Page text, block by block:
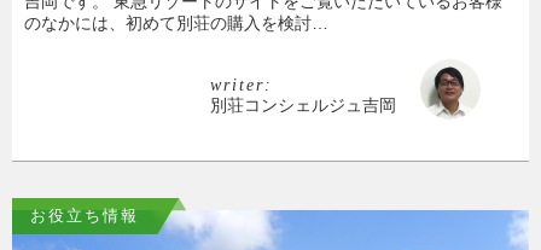
のなかには、初めて別荘の購入を検討…
writer:
別荘コンシェルジュ吉岡
お役立ち情報